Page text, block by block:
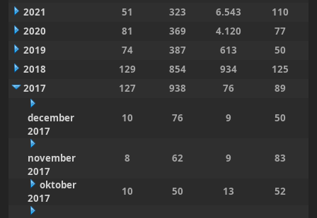
2021
51 323 6.543
110
2020
81 369 4.120
77
2019
74 387 613
50
2018
129 854 934
125
2017
127 938 76 89
december
2017
10 76 9 50
november
2017
8 62 9 83
oktober
2017
10 50 13 52